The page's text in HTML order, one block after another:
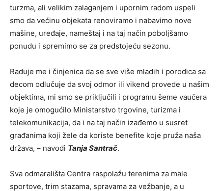
turzma, ali velikim zalaganjem i upornim radom uspeli
smo da većinu objekata renoviramo i nabavimo nove
mašine, uređaje, nameštaj i na taj način poboljšamo
ponudu i spremimo se za predstojeću sezonu.
Raduje me i činjenica da se sve više mladih i porodica sa
decom odlučuje da svoj odmor ili vikend provede u našim
objektima, mi smo se priključili i programu šeme vaučera
koje je omogućilo Ministarstvo trgovine, turizma i
telekomunikacija, da i na taj način izađemo u susret
građanima koji žele da koriste benefite koje pruža naša
država, – navodi Tanja Santrač.
Sva odmarališta Centra raspolažu terenima za male
sportove, trim stazama, spravama za vežbanje, a u